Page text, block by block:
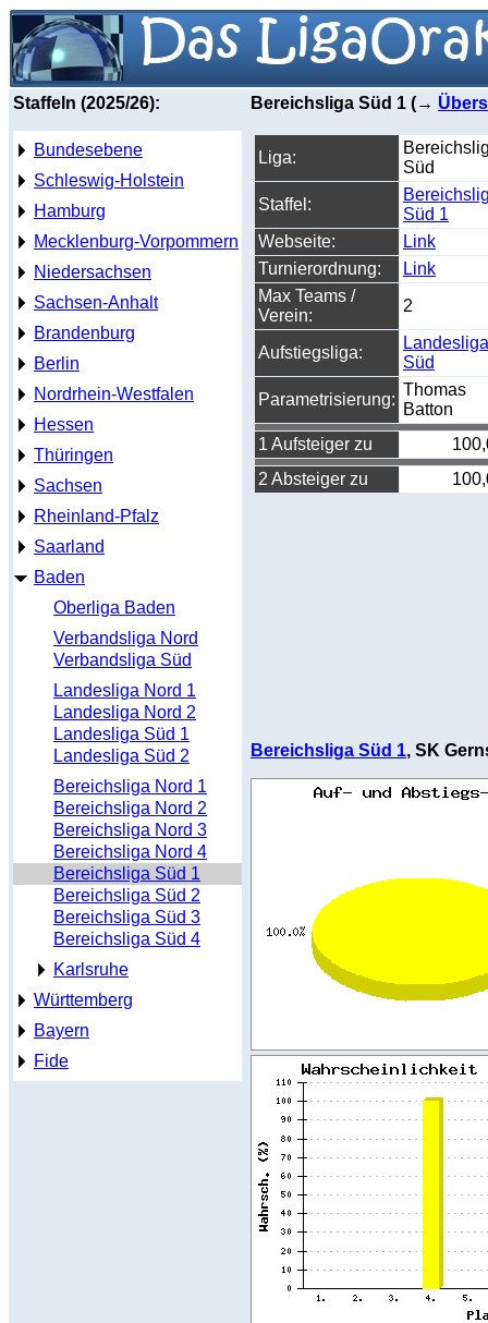
Staffeln (2025/26):
Bundesebene
Schleswig-Holstein
Hamburg
Mecklenburg-Vorpommern
Niedersachsen
Sachsen-Anhalt
Brandenburg
Berlin
Nordrhein-Westfalen
Hessen
Thüringen
Sachsen
Rheinland-Pfalz
Saarland
Baden
Oberliga Baden
Verbandsliga Nord
Verbandsliga Süd
Landesliga Nord 1
Landesliga Nord 2
Landesliga Süd 1
Landesliga Süd 2
Bereichsliga Nord 1
Bereichsliga Nord 2
Bereichsliga Nord 3
Bereichsliga Nord 4
Bereichsliga Süd 1
Bereichsliga Süd 2
Bereichsliga Süd 3
Bereichsliga Süd 4
Karlsruhe
Württemberg
Bayern
Fide
Bereichsliga Süd 1 (→
Liga:
Süd
Staffel:
Süd 1
Webseite:
Link
Turnierordnung:
Link
Max Teams /
Verein:
2
Aufstiegsliga:
Landesliga
Süd
Parametrisierung:
Thomas
Batton
1 Aufsteiger zu
2 Absteiger zu
Bereichsliga Süd 1, SK